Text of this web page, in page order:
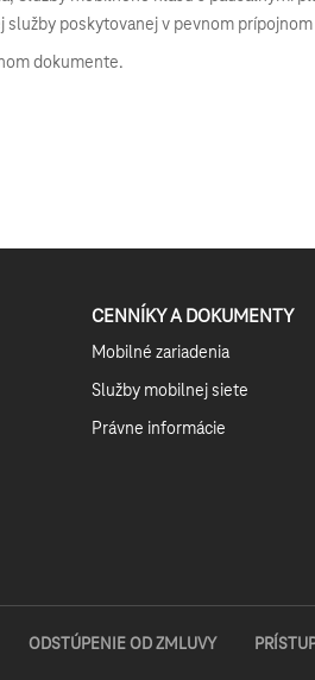
poskytovanej v pevnom
dokumente.
CENNÍKY A DOKUMENTY
Mobilné zariadenia
Služby mobilnej siete
Právne informácie
ODSTÚPENIE OD ZMLUVY